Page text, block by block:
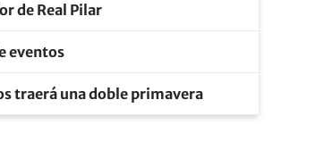
de Real Pilar
eventos
traerá una doble primavera